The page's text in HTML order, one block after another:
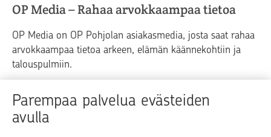
Parempaa palvelua evästeiden
avulla
OP Media – Rahaa arvokkaampaa tietoa
OP Media on OP Pohjolan asiakasmedia, josta saat rahaa
arvokkaampaa tietoa arkeen, elämän käännekohtiin ja
talouspulmiin.
Raha Elämä
Yrityselämä
Blogit ja puheenvuorot